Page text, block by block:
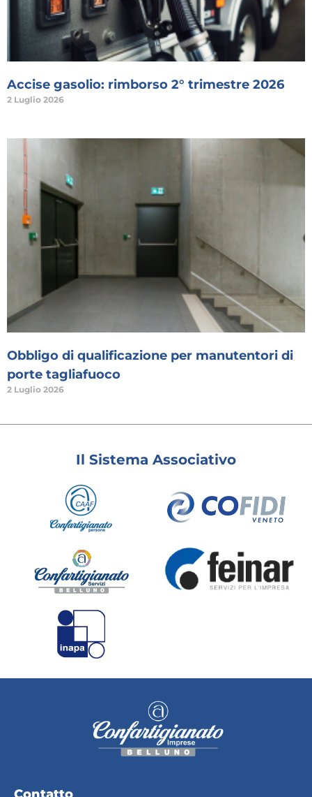
Accise gasolio: rimborso 2° trimestre 2026
2 Luglio 2026
Obbligo di qualificazione per manutentori di
porte tagliafuoco
2 Luglio 2026
Il Sistema Associativo